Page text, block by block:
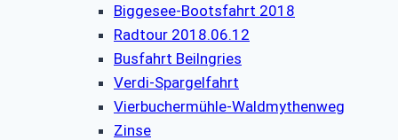
Biggesee-Bootsfahrt 2018
Radtour 2018.06.12
Busfahrt Beilngries
Verdi-Spargelfahrt
Vierbuchermühle-Waldmythenweg
Zinse